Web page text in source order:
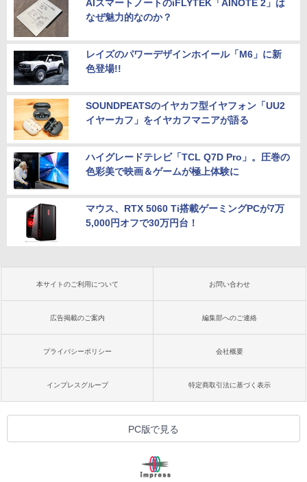
AIスマートノートのiFLYTEK「AINOTE 2」は
なぜ魅力的なのか？
レイズのパワーデザインホイール「M6」に新
色登場!!
SOUNDPEATSのイヤカフ型イヤフォン「UU2
イヤーカフ」をイヤカフマニアが語る
ハイグレードテレビ「TCL Q7D Pro」。圧巻の
色彩美で映画＆ゲームが極上体験に
マウス、RTX 5060 Ti搭載ゲーミングPCが7万
5,000円オフで30万円台！
本サイトのご利用について お問い合わせ
広告掲載のご案内 編集部へのご連絡
プライバシーポリシー 会社概要
インプレスグループ 特定商取引法に基づく表示
PC版で見る